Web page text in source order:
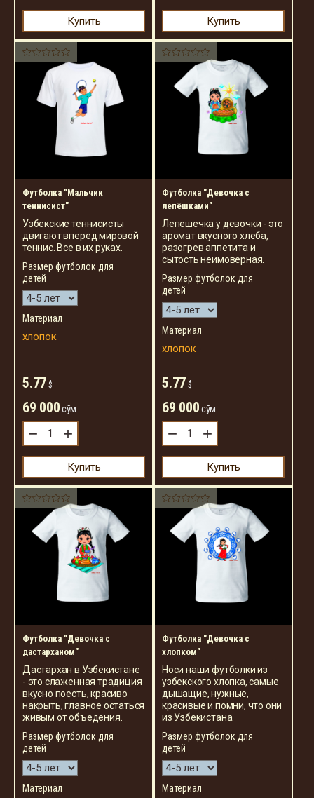
Купить Купить
Футболка "Мальчик
теннисист"
Узбекские теннисисты
двигают вперед мировой
теннис. Все в их руках.
Размер футболок для
детей
Материал
хлопок
5.77 $
69 000сўм
− +
Купить
Футболка "Девочка с
лепёшками"
Лепешечка у девочки - это
аромат вкусного хлеба,
разогрев аппетита и
сытость неимоверная.
Размер футболок для
детей
Материал
хлопок
5.77 $
69 000сўм
− +
Купить
Футболка "Девочка с
дастарханом"
Дастархан в Узбекистане
- это слаженная традиция
вкусно поесть, красиво
накрыть, главное остаться
живым от объедения.
Размер футболок для
детей
Материал
Футболка "Девочка с
хлопком"
Носи наши футболки из
узбекского хлопка, самые
дышащие, нужные,
красивые и помни, что они
из Узбекистана.
Размер футболок для
детей
Материал